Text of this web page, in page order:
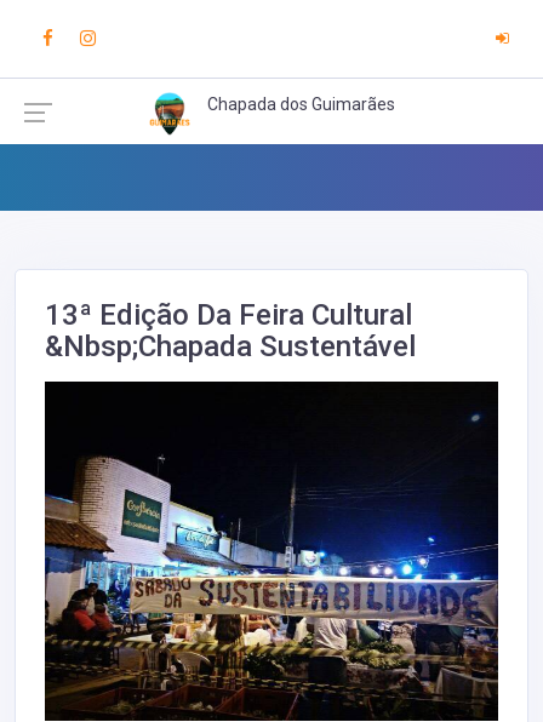
Chapada dos Guimarães
13ª Edição Da Feira Cultural
&nbsp;Chapada Sustentável